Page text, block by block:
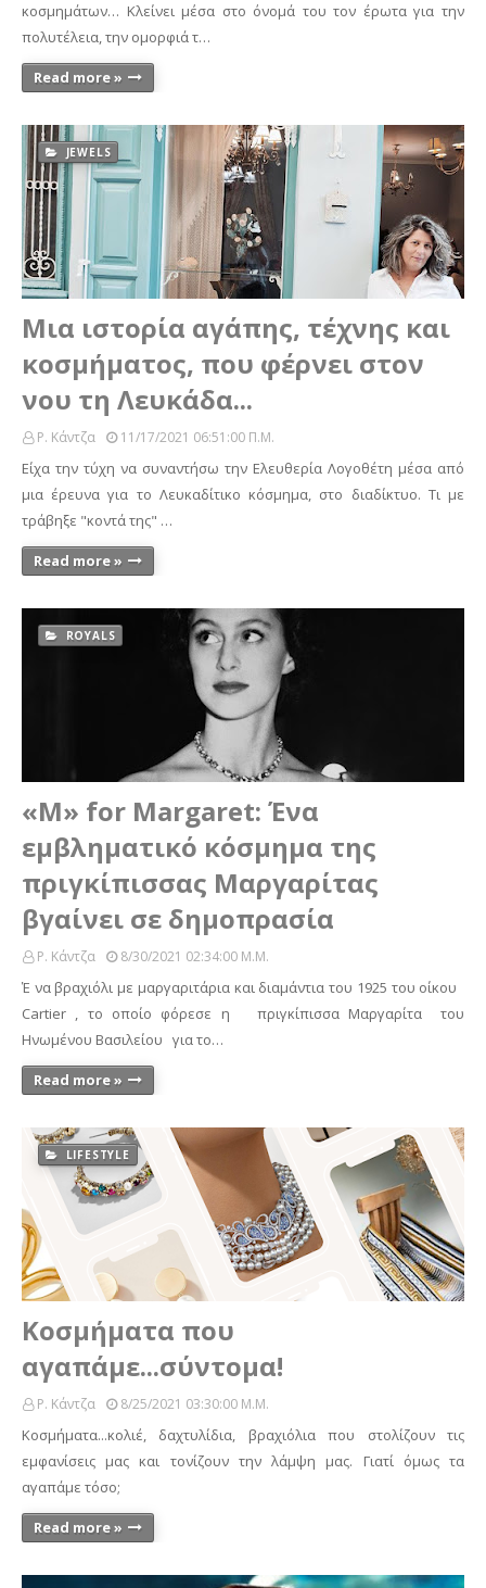
κοσμημάτων… Κλείνει μέσα στο όνομά του τον έρωτα για την
πολυτέλεια, την ομορφιά τ…
Read more »
JEWELS
Μια ιστορία αγάπης, τέχνης και
κοσμήματος, που φέρνει στον
νου τη Λευκάδα...
Ρ. Κάντζα 11/17/2021 06:51:00 Π.μ.
Είχα την τύχη να συναντήσω την Ελευθερία Λογοθέτη μέσα από
μια έρευνα για το Λευκαδίτικο κόσμημα, στο διαδίκτυο. Τι με
τράβηξε "κοντά της" …
Read more »
ROYALS
«M» for Margaret: Ένα
εμβληματικό κόσμημα της
πριγκίπισσας Μαργαρίτας
βγαίνει σε δημοπρασία
Ρ. Κάντζα 8/30/2021 02:34:00 Μ.μ.
Έ να βραχιόλι με μαργαριτάρια και διαμάντια του 1925 του οίκου
Cartier , το οποίο φόρεσε η πριγκίπισσα Μαργαρίτα του
Ηνωμένου Βασιλείου για το…
Read more »
LIFESTYLE
Κοσμήματα που
αγαπάμε...σύντομα!
Ρ. Κάντζα 8/25/2021 03:30:00 Μ.μ.
Κοσμήματα...κολιέ, δαχτυλίδια, βραχιόλια που στολίζουν τις
εμφανίσεις μας και τονίζουν την λάμψη μας. Γιατί όμως τα
αγαπάμε τόσο;
Read more »